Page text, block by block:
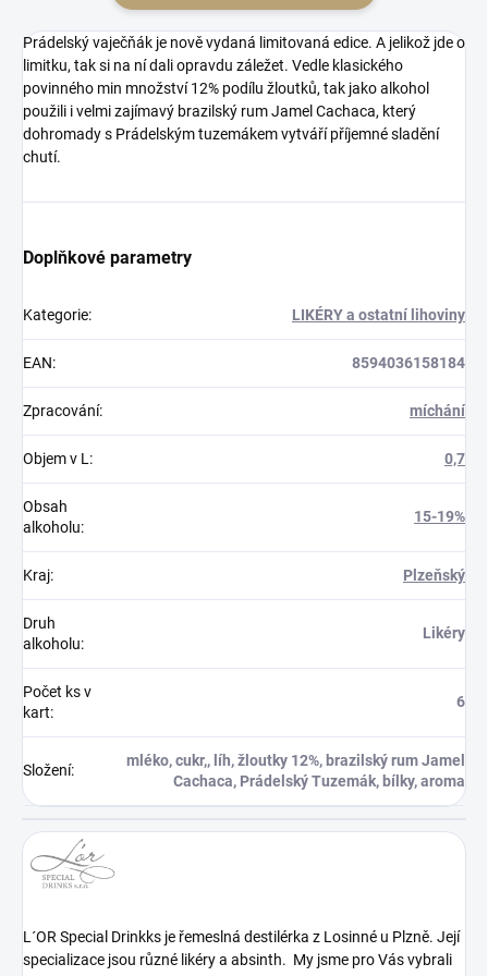
Prádelský vaječňák je nově vydaná limitovaná edice. A jelikož jde o
limitku, tak si na ní dali opravdu záležet. Vedle klasického
povinného min množství 12% podílu žloutků, tak jako alkohol
použili i velmi zajímavý brazilský rum Jamel Cachaca, který
dohromady s Prádelským tuzemákem vytváří příjemné sladění
chutí.
Doplňkové parametry
Kategorie: LIKÉRY a ostatní lihoviny
EAN: 8594036158184
Zpracování: míchání
Objem v L : 0,7
Obsah
alkoholu:
15-19%
Kraj: Plzeňský
Druh
alkoholu:
Likéry
Počet ks v
kart:
6
Složení:
mléko, cukr,, líh, žloutky 12%, brazilský rum Jamel
Cachaca, Prádelský Tuzemák, bílky, aroma
L´OR Special Drinkks je řemeslná destilérka z Losinné u Plzně. Její
specializace jsou různé likéry a absinth. My jsme pro Vás vybrali